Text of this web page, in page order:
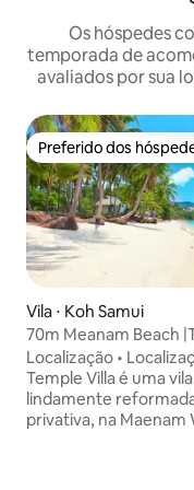
Os hóspedes
temporada de
avaliados por sua
Preferido dos
Preferido dos
Vila ⋅ Koh Samui
70m Meanam Beach
Location
Localização •
Temple Villa é uma
lindamente
privativa, na Maenam